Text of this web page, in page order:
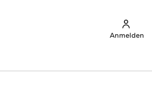
Anmelden